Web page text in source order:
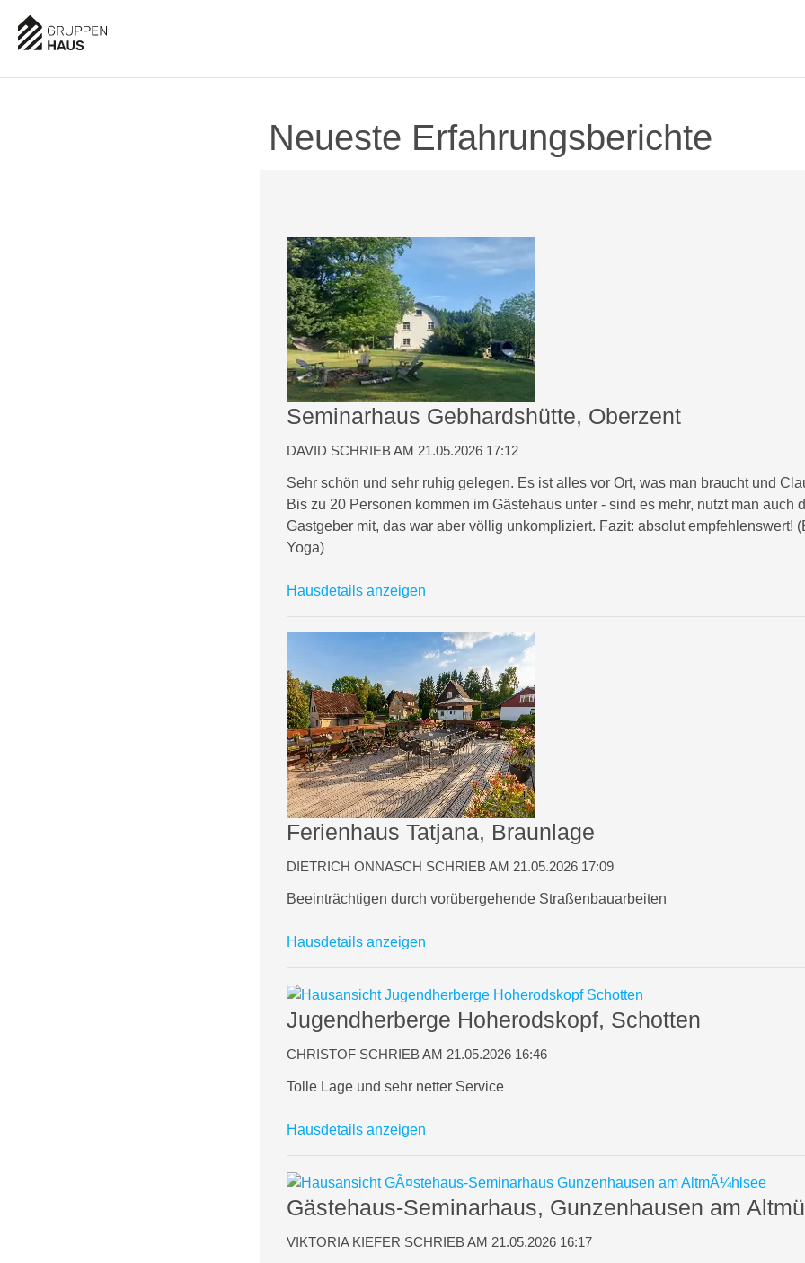
Neueste Erfahrungsberichte
Seminarhaus Gebhardshütte, Oberzent
DAVID SCHRIEB AM 21.05.2026 17:12
Sehr schön und sehr ruhig gelegen. Es ist alles vor Ort, was man braucht und
Bis zu 20 Personen kommen im Gästehaus unter - sind es mehr, nutzt man auch
Gastgeber mit, das war aber völlig unkompliziert. Fazit: absolut empfehlenswert!
Yoga)
Hausdetails anzeigen
Ferienhaus Tatjana, Braunlage
DIETRICH ONNASCH SCHRIEB AM 21.05.2026 17:09
Beeinträchtigen durch vorübergehende Straßenbauarbeiten
Hausdetails anzeigen
Jugendherberge Hoherodskopf, Schotten
CHRISTOF SCHRIEB AM 21.05.2026 16:46
Tolle Lage und sehr netter Service
Hausdetails anzeigen
Gästehaus-Seminarhaus, Gunzenhausen am
VIKTORIA KIEFER SCHRIEB AM 21.05.2026 16:17